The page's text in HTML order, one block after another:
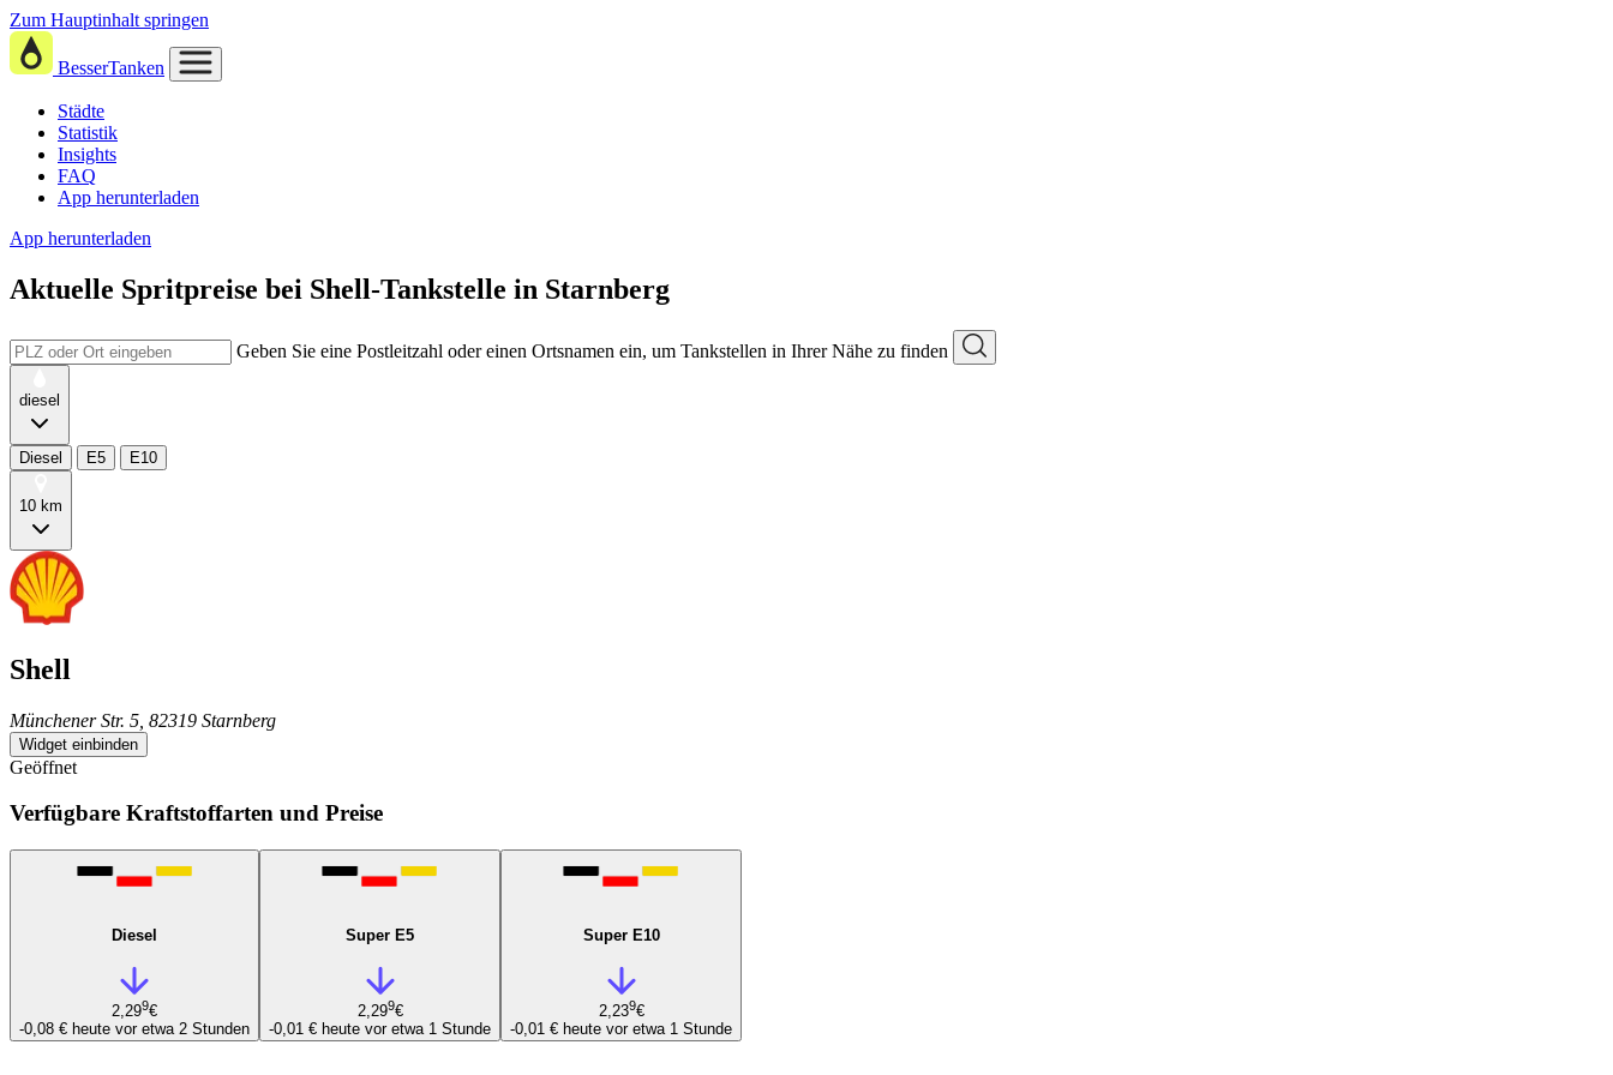
Zum Hauptinhalt springen
BesserTanken
Städte
Statistik
Insights
FAQ
App herunterladen
App herunterladen
Aktuelle Spritpreise bei Shell-Tankstelle in Starnberg
Geben Sie eine Postleitzahl oder einen Ortsnamen ein, um Tankstellen in Ihrer Nähe zu finden
diesel
Diesel E5 E10
10 km
Shell
Münchener Str. 5, 82319 Starnberg
Widget einbinden
Geöffnet
Verfügbare Kraftstoffarten und Preise
Diesel
2,299€
-0,08 € heute vor etwa 2 Stunden
Super E5
2,299€
-0,01 € heute vor etwa 1 Stunde
Super E10
2,239€
-0,01 € heute vor etwa 1 Stunde